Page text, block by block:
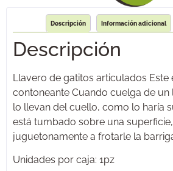
Descripción Información adicional
Descripción
Llavero de gatitos articulados Este
contoneante Cuando cuelga de
lo llevan del cuello, como lo haría
está tumbado sobre una
juguetonamente a frotarle la
Unidades por caja: 1pz